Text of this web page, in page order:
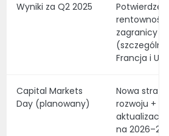
Wyniki za Q2 2025
rentowności
zagranicy
(szczególnie
Francja i UK)
Capital Markets
Day (planowany)
Nowa
rozwoju +
na 2026–27